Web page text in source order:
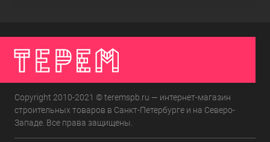
Copyright 2010-2021 © teremspb.ru — интернет-магазин
строительных товаров в Санкт-Петербурге и на Северо-
Западе. Все права защищены.